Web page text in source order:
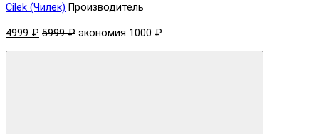
Cilek (Чилек) Производитель
4999 ₽ 5999 ₽ экономия 1000 ₽